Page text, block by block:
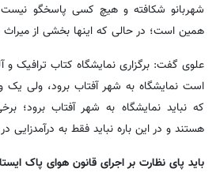
شهربانو شکافته و هیچ کسی پاسخگو
همین است؛ در حالی که اینها بخشی از
علوی گفت: برگزاری نمایشگاه کتاب ترافیک و
است نمایشگاه به شهر آفتاب برود، ولی یک
که نباید نمایشگاه به شهر آفتاب برود؛
هستند و در این باره نباید فقط به درآمدزایی
باید پای نظارت بر اجرای قانون هوای پاک